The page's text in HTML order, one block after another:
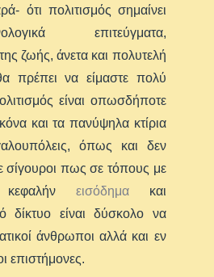
ότι πολιτισμός σημαίνει
επιτεύγματα,
ζωής, άνετα και πολυτελή
πρέπει να είμαστε πολύ
είναι οπωσδήποτε
και τα πανύψηλα κτίρια
όπως και δεν
σίγουροι πως σε τόπους με
εισόδημα και
δίκτυο είναι δύσκολο να
άνθρωποι αλλά και εν
επιστήμονες.